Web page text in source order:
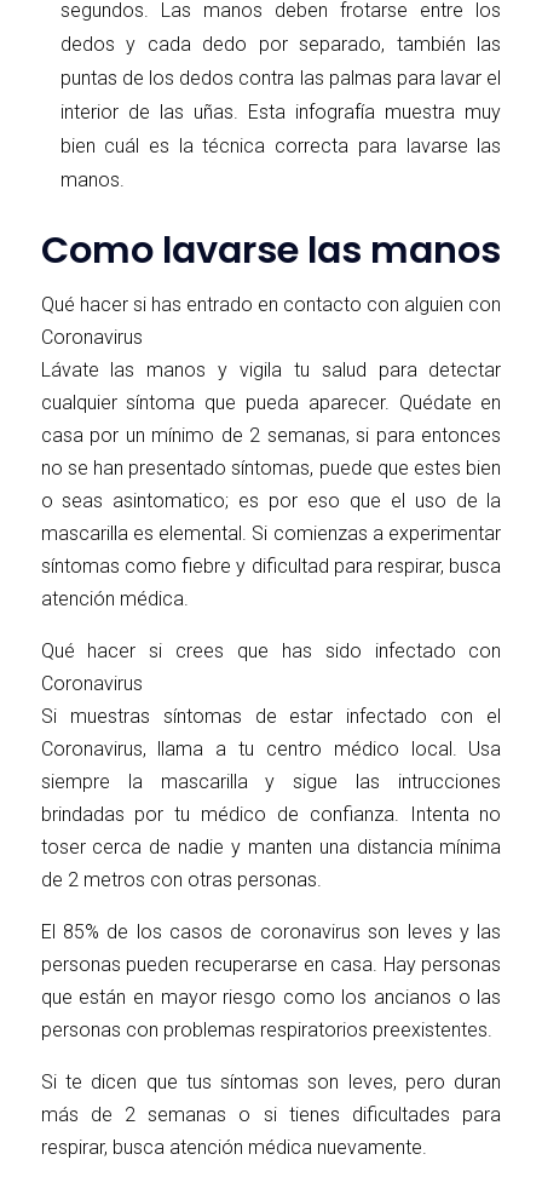
segundos. Las manos deben frotarse entre los
dedos y cada dedo por separado, también las
puntas de los dedos contra las palmas para lavar el
interior de las uñas. Esta infografía muestra muy
bien cuál es la técnica correcta para lavarse las
manos.
Como lavarse las manos
Qué hacer si has entrado en contacto con alguien con
Coronavirus
Lávate las manos y vigila tu salud para detectar
cualquier síntoma que pueda aparecer. Quédate en
casa por un mínimo de 2 semanas, si para entonces
no se han presentado síntomas, puede que estes bien
o seas asintomatico; es por eso que el uso de la
mascarilla es elemental. Si comienzas a experimentar
síntomas como fiebre y dificultad para respirar, busca
atención médica.
Qué hacer si crees que has sido infectado con
Coronavirus
Si muestras síntomas de estar infectado con el
Coronavirus, llama a tu centro médico local. Usa
siempre la mascarilla y sigue las intrucciones
brindadas por tu médico de confianza. Intenta no
toser cerca de nadie y manten una distancia mínima
de 2 metros con otras personas.
El 85% de los casos de coronavirus son leves y las
personas pueden recuperarse en casa. Hay personas
que están en mayor riesgo como los ancianos o las
personas con problemas respiratorios preexistentes.
Si te dicen que tus síntomas son leves, pero duran
más de 2 semanas o si tienes dificultades para
respirar, busca atención médica nuevamente.